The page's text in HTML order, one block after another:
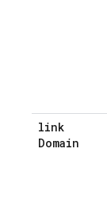
link
Domain